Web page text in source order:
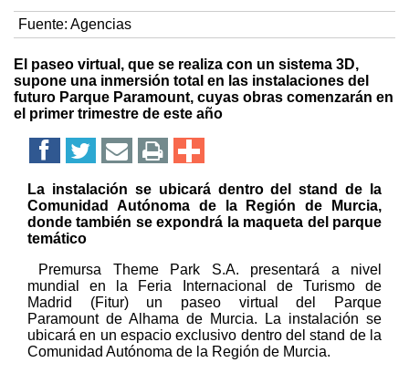
Fuente: Agencias
El paseo virtual, que se realiza con un sistema 3D,
supone una inmersión total en las instalaciones del
futuro Parque Paramount, cuyas obras comenzarán en
el primer trimestre de este año
La instalación se ubicará dentro del stand de la
Comunidad Autónoma de la Región de Murcia,
donde también se expondrá la maqueta del parque
temático
Premursa Theme Park S.A. presentará a nivel
mundial en la Feria Internacional de Turismo de
Madrid (Fitur) un paseo virtual del Parque
Paramount de Alhama de Murcia. La instalación se
ubicará en un espacio exclusivo dentro del stand de la
Comunidad Autónoma de la Región de Murcia.